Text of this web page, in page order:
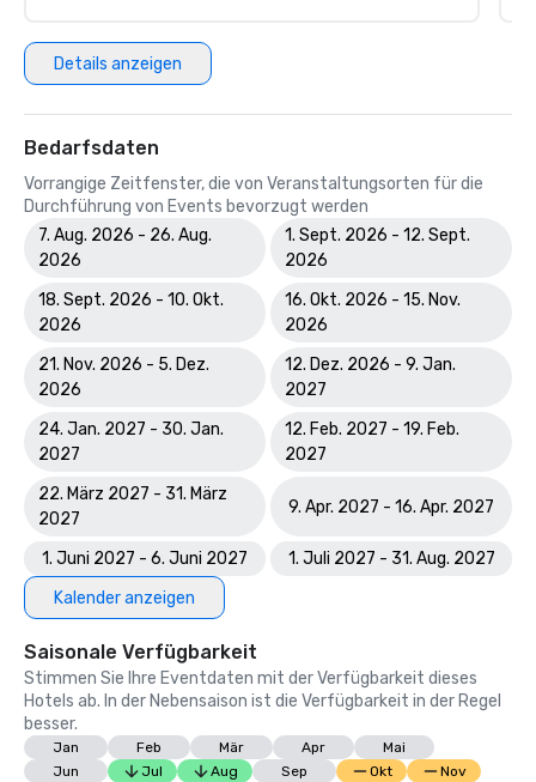
Details anzeigen
Bedarfsdaten
Vorrangige Zeitfenster, die von Veranstaltungsorten für die
Durchführung von Events bevorzugt werden
7. Aug. 2026 - 26. Aug.
2026
1. Sept. 2026 - 12. Sept.
2026
18. Sept. 2026 - 10. Okt.
2026
16. Okt. 2026 - 15. Nov.
2026
21. Nov. 2026 - 5. Dez.
2026
12. Dez. 2026 - 9. Jan.
2027
24. Jan. 2027 - 30. Jan.
2027
12. Feb. 2027 - 19. Feb.
2027
22. März 2027 - 31. März
2027
9. Apr. 2027 - 16. Apr. 2027
1. Juni 2027 - 6. Juni 2027
1. Juli 2027 - 31. Aug. 2027
Kalender anzeigen
Saisonale Verfügbarkeit
Stimmen Sie Ihre Eventdaten mit der Verfügbarkeit dieses
Hotels ab. In der Nebensaison ist die Verfügbarkeit in der Regel
besser.
Jan Feb Mär Apr
Mai
Jun
Jul Aug Sep Okt
Nov